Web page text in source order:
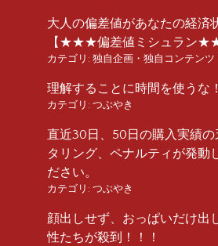
大人の偏差値があなたの経
【★★★偏差値ミシュラン
カテゴリ: 独自企画・独自コンテンツ
理解することに時間を使うな
カテゴリ: つぶやき
直近30日、50日の購入実績
タリング、ペナルティが発動
ださい。
カテゴリ: つぶやき
顔出しせず、おっぱいだけ出
性たちが殺到！！！